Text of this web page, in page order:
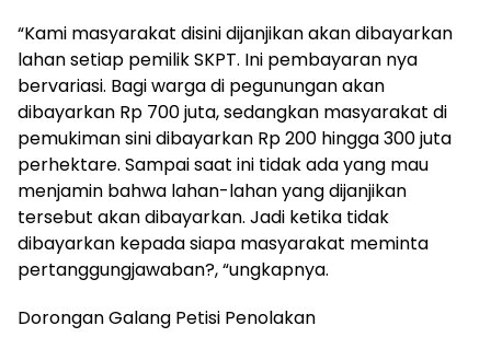
“Kami masyarakat disini dijanjikan akan dibayarkan
lahan setiap pemilik SKPT. Ini pembayaran nya
bervariasi. Bagi warga di pegunungan akan
dibayarkan Rp 700 juta, sedangkan masyarakat di
pemukiman sini dibayarkan Rp 200 hingga 300 juta
perhektare. Sampai saat ini tidak ada yang mau
menjamin bahwa lahan-lahan yang dijanjikan
tersebut akan dibayarkan. Jadi ketika tidak
dibayarkan kepada siapa masyarakat meminta
pertanggungjawaban?, “ungkapnya.
Dorongan Galang Petisi Penolakan